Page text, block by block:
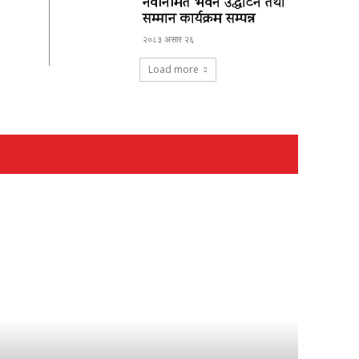
सम्मान कार्यक्रम सम्पन्न
२०८३ असार २६
Load more